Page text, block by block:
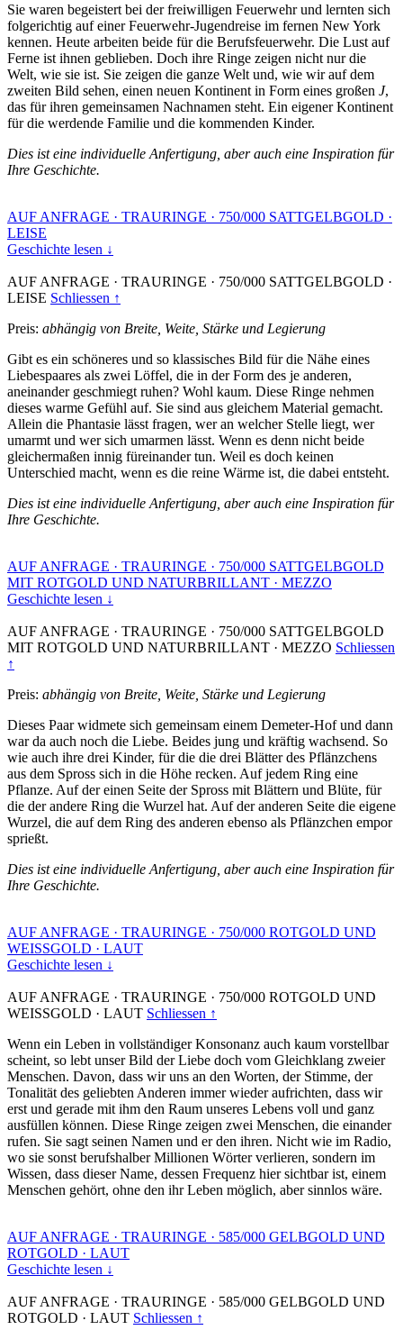
Sie waren begeistert bei der freiwilligen Feuerwehr und lernten sich
folgerichtig auf einer Feuerwehr-Jugendreise im fernen New York
kennen. Heute arbeiten beide für die Berufsfeuerwehr. Die Lust auf
Ferne ist ihnen geblieben. Doch ihre Ringe zeigen nicht nur die
Welt, wie sie ist. Sie zeigen die ganze Welt und, wie wir auf dem
zweiten Bild sehen, einen neuen Kontinent in Form eines großen J,
das für ihren gemeinsamen Nachnamen steht. Ein eigener Kontinent
für die werdende Familie und die kommenden Kinder.
Dies ist eine individuelle Anfertigung, aber auch eine Inspiration für
Ihre Geschichte.
AUF ANFRAGE · TRAURINGE · 750/000 SATTGELBGOLD ·
LEISE
Geschichte lesen ↓
AUF ANFRAGE · TRAURINGE · 750/000 SATTGELBGOLD ·
LEISE Schliessen ↑
Preis: abhängig von Breite, Weite, Stärke und Legierung
Gibt es ein schöneres und so klassisches Bild für die Nähe eines
Liebespaares als zwei Löffel, die in der Form des je anderen,
aneinander geschmiegt ruhen? Wohl kaum. Diese Ringe nehmen
dieses warme Gefühl auf. Sie sind aus gleichem Material gemacht.
Allein die Phantasie lässt fragen, wer an welcher Stelle liegt, wer
umarmt und wer sich umarmen lässt. Wenn es denn nicht beide
gleichermaßen innig füreinander tun. Weil es doch keinen
Unterschied macht, wenn es die reine Wärme ist, die dabei entsteht.
Dies ist eine individuelle Anfertigung, aber auch eine Inspiration für
Ihre Geschichte.
AUF ANFRAGE · TRAURINGE · 750/000 SATTGELBGOLD
MIT ROTGOLD UND NATURBRILLANT · MEZZO
Geschichte lesen ↓
AUF ANFRAGE · TRAURINGE · 750/000 SATTGELBGOLD
MIT ROTGOLD UND NATURBRILLANT · MEZZO Schliessen
↑
Preis: abhängig von Breite, Weite, Stärke und Legierung
Dieses Paar widmete sich gemeinsam einem Demeter-Hof und dann
war da auch noch die Liebe. Beides jung und kräftig wachsend. So
wie auch ihre drei Kinder, für die die drei Blätter des Pflänzchens
aus dem Spross sich in die Höhe recken. Auf jedem Ring eine
Pflanze. Auf der einen Seite der Spross mit Blättern und Blüte, für
die der andere Ring die Wurzel hat. Auf der anderen Seite die eigene
Wurzel, die auf dem Ring des anderen ebenso als Pflänzchen empor
sprießt.
Dies ist eine individuelle Anfertigung, aber auch eine Inspiration für
Ihre Geschichte.
AUF ANFRAGE · TRAURINGE · 750/000 ROTGOLD UND
WEISSGOLD · LAUT
Geschichte lesen ↓
AUF ANFRAGE · TRAURINGE · 750/000 ROTGOLD UND
WEISSGOLD · LAUT Schliessen ↑
Wenn ein Leben in vollständiger Konsonanz auch kaum vorstellbar
scheint, so lebt unser Bild der Liebe doch vom Gleichklang zweier
Menschen. Davon, dass wir uns an den Worten, der Stimme, der
Tonalität des geliebten Anderen immer wieder aufrichten, dass wir
erst und gerade mit ihm den Raum unseres Lebens voll und ganz
ausfüllen können. Diese Ringe zeigen zwei Menschen, die einander
rufen. Sie sagt seinen Namen und er den ihren. Nicht wie im Radio,
wo sie sonst berufshalber Millionen Wörter verlieren, sondern im
Wissen, dass dieser Name, dessen Frequenz hier sichtbar ist, einem
Menschen gehört, ohne den ihr Leben möglich, aber sinnlos wäre.
AUF ANFRAGE · TRAURINGE · 585/000 GELBGOLD UND
ROTGOLD · LAUT
Geschichte lesen ↓
AUF ANFRAGE · TRAURINGE · 585/000 GELBGOLD UND
ROTGOLD · LAUT Schliessen ↑